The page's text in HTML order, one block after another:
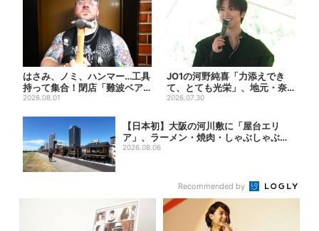
はさみ、ノミ、ハンマー…工具
持って集合！閉店「難波ベア
ーズ」最終日400人超…最...
2026.08.01
JO1の河野純喜「力添えでき
て、とても光栄」、地元・奈
良へ凱旋！学生時代の思い出...
2026.07.30
【日本初】大阪の河川敷に「屋台エリ
ア」、ラーメン・焼肉・しゃぶしゃぶ・
カフェまで...
2026.08.06
Recommended by